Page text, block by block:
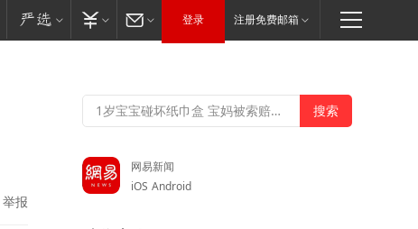
登录 注册免费邮箱
举报
网易新闻
iOS Android